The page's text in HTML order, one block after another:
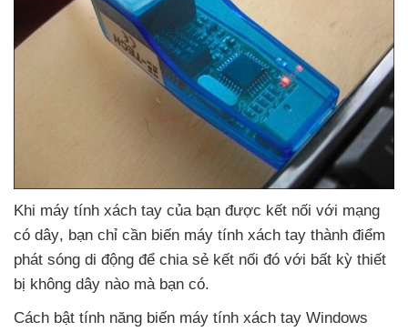
Khi máy tính xách tay của bạn được kết nối với mạng
có dây, bạn chỉ cần biến máy tính xách tay thành điểm
phát sóng di động để chia sẻ kết nối đó với bất kỳ thiết
bị không dây nào mà bạn có.
Cách bật tính năng biến máy tính xách tay Windows